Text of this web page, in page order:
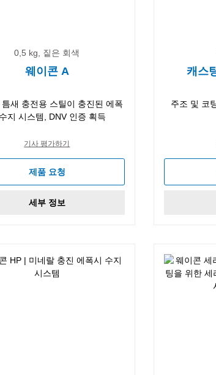
0,5 kg, 짙은 회색
웨이콘 A
새 충전용 스틸이 충진된 에폭
지 시스템, DNV 인증 획득
기사 평가하기
제품 요청
세부 정보
캐스
주조 및 코